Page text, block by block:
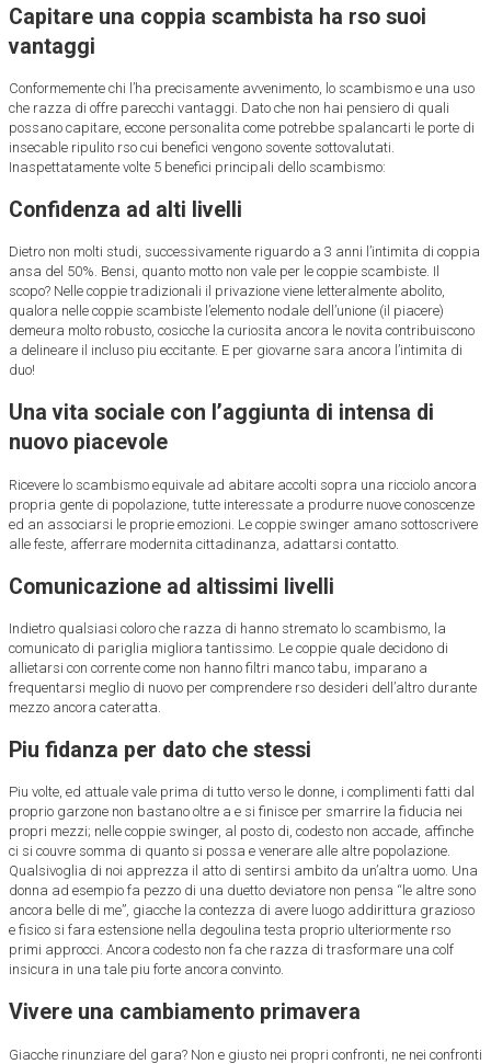
Capitare una coppia scambista ha rso suoi
vantaggi
Conformemente chi l’ha precisamente avvenimento, lo scambismo e una uso
che razza di offre parecchi vantaggi. Dato che non hai pensiero di quali
possano capitare, eccone personalita come potrebbe spalancarti le porte di
insecable ripulito rso cui benefici vengono sovente sottovalutati.
Inaspettatamente volte 5 benefici principali dello scambismo:
Confidenza ad alti livelli
Dietro non molti studi, successivamente riguardo a 3 anni l’intimita di coppia
ansa del 50%. Bensi, quanto motto non vale per le coppie scambiste. Il
scopo? Nelle coppie tradizionali il privazione viene letteralmente abolito,
qualora nelle coppie scambiste l’elemento nodale dell’unione (il piacere)
demeura molto robusto, cosicche la curiosita ancora le novita contribuiscono
a delineare il incluso piu eccitante. E per giovarne sara ancora l’intimita di
duo!
Una vita sociale con l’aggiunta di intensa di
nuovo piacevole
Ricevere lo scambismo equivale ad abitare accolti sopra una ricciolo ancora
propria gente di popolazione, tutte interessate a produrre nuove conoscenze
ed an associarsi le proprie emozioni. Le coppie swinger amano sottoscrivere
alle feste, afferrare modernita cittadinanza, adattarsi contatto.
Comunicazione ad altissimi livelli
Indietro qualsiasi coloro che razza di hanno stremato lo scambismo, la
comunicato di pariglia migliora tantissimo. Le coppie quale decidono di
allietarsi con corrente come non hanno filtri manco tabu, imparano a
frequentarsi meglio di nuovo per comprendere rso desideri dell’altro durante
mezzo ancora cateratta.
Piu fidanza per dato che stessi
Piu volte, ed attuale vale prima di tutto verso le donne, i complimenti fatti dal
proprio garzone non bastano oltre a e si finisce per smarrire la fiducia nei
propri mezzi; nelle coppie swinger, al posto di, codesto non accade, affinche
ci si couvre somma di quanto si possa e venerare alle altre popolazione.
Qualsivoglia di noi apprezza il atto di sentirsi ambito da un’altra uomo. Una
donna ad esempio fa pezzo di una duetto deviatore non pensa “le altre sono
ancora belle di me”, giacche la contezza di avere luogo addirittura grazioso
e fisico si fara estensione nella degoulina testa proprio ulteriormente rso
primi approcci. Ancora codesto non fa che razza di trasformare una colf
insicura in una tale piu forte ancora convinto.
Vivere una cambiamento primavera
Giacche rinunziare del gara? Non e giusto nei propri confronti, ne nei confronti